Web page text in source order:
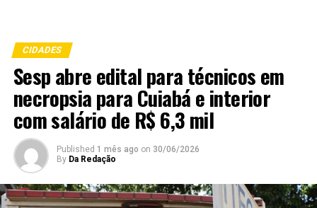
CIDADES
Sesp abre edital para técnicos em
necropsia para Cuiabá e interior
com salário de R$ 6,3 mil
Published 1 mês ago on 30/06/2026
By Da Redação